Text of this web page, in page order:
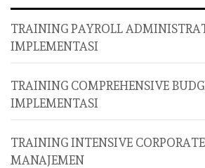
TRAINING PAYROLL
IMPLEMENTASI
TRAINING COMPREHENSIVE
IMPLEMENTASI
TRAINING INTENSIVE
MANAJEMEN